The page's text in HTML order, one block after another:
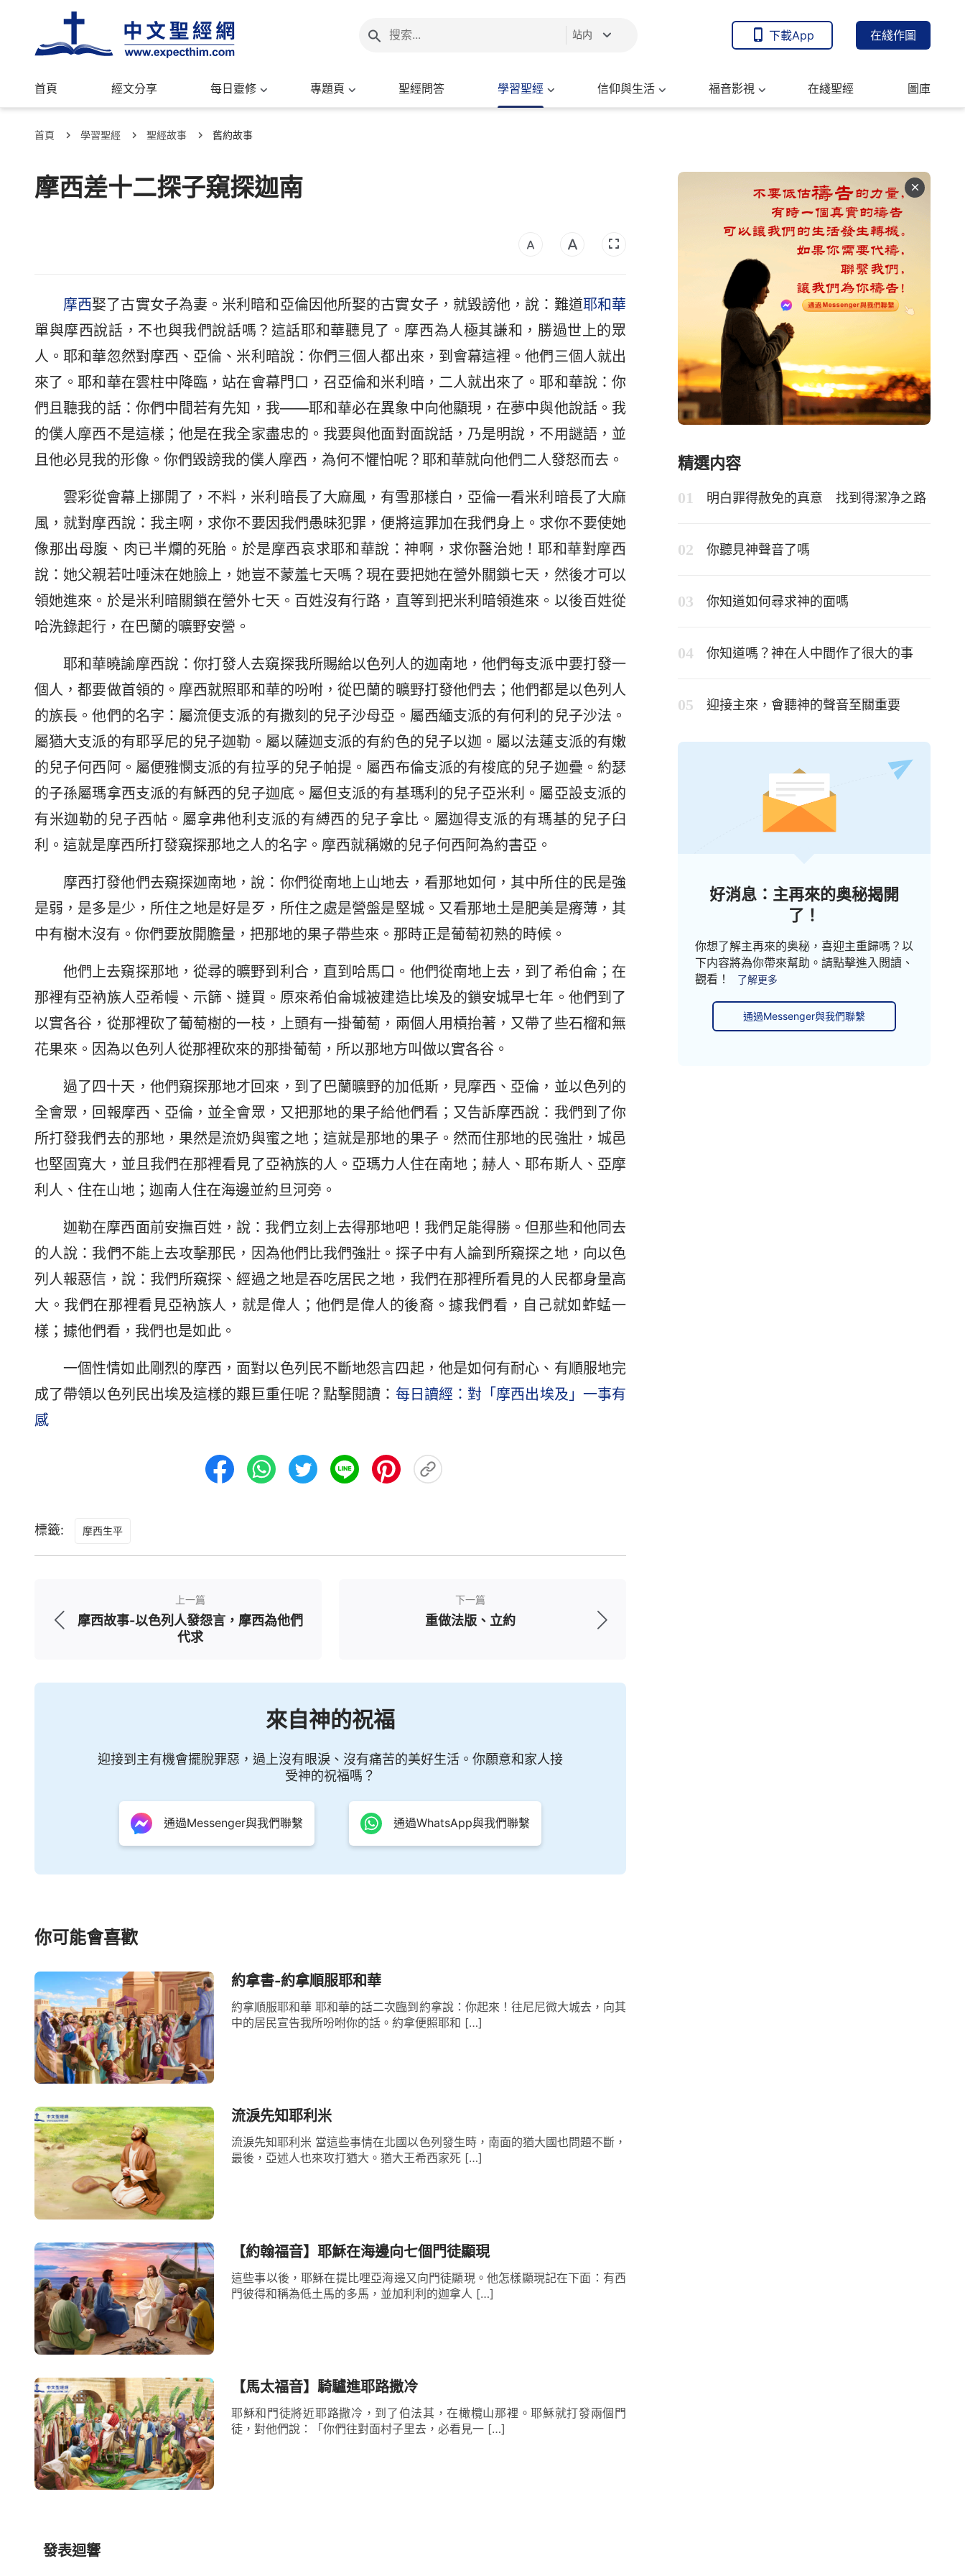
站内 下載App 在綫作圖
首頁 經文分享 每日靈修 專題頁 聖經問答 學習聖經 信仰與生活 福音影視 在綫聖經 圖庫
首頁 學習聖經 聖經故事 舊約故事
摩西差十二探子窺探迦南
摩西娶了古實女子為妻。米利暗和亞倫因他所娶的古實女子，就毀謗他，說：難道耶和華
單與摩西說話，不也與我們說話嗎？這話耶和華聽見了。摩西為人極其謙和，勝過世上的眾
人。耶和華忽然對摩西、亞倫、米利暗說：你們三個人都出來，到會幕這裡。他們三個人就出
來了。耶和華在雲柱中降臨，站在會幕門口，召亞倫和米利暗，二人就出來了。耶和華說：你
們且聽我的話：你們中間若有先知，我——耶和華必在異象中向他顯現，在夢中與他說話。我
的僕人摩西不是這樣；他是在我全家盡忠的。我要與他面對面說話，乃是明說，不用謎語，並
且他必見我的形像。你們毀謗我的僕人摩西，為何不懼怕呢？耶和華就向他們二人發怒而去。
雲彩從會幕上挪開了，不料，米利暗長了大麻風，有雪那樣白，亞倫一看米利暗長了大麻
風，就對摩西說：我主啊，求你不要因我們愚昧犯罪，便將這罪加在我們身上。求你不要使她
像那出母腹、肉已半爛的死胎。於是摩西哀求耶和華說：神啊，求你醫治她！耶和華對摩西
說：她父親若吐唾沫在她臉上，她豈不蒙羞七天嗎？現在要把她在營外關鎖七天，然後才可以
領她進來。於是米利暗關鎖在營外七天。百姓沒有行路，直等到把米利暗領進來。以後百姓從
哈洗錄起行，在巴蘭的曠野安營。
耶和華曉諭摩西說：你打發人去窺探我所賜給以色列人的迦南地，他們每支派中要打發一
個人，都要做首領的。摩西就照耶和華的吩咐，從巴蘭的曠野打發他們去；他們都是以色列人
的族長。他們的名字：屬流便支派的有撒刻的兒子沙母亞。屬西緬支派的有何利的兒子沙法。
屬猶大支派的有耶孚尼的兒子迦勒。屬以薩迦支派的有約色的兒子以迦。屬以法蓮支派的有嫩
的兒子何西阿。屬便雅憫支派的有拉孚的兒子帕提。屬西布倫支派的有梭底的兒子迦疊。約瑟
的子孫屬瑪拿西支派的有穌西的兒子迦底。屬但支派的有基瑪利的兒子亞米利。屬亞設支派的
有米迦勒的兒子西帖。屬拿弗他利支派的有縛西的兒子拿比。屬迦得支派的有瑪基的兒子臼
利。這就是摩西所打發窺探那地之人的名字。摩西就稱嫩的兒子何西阿為約書亞。
摩西打發他們去窺探迦南地，說：你們從南地上山地去，看那地如何，其中所住的民是強
是弱，是多是少，所住之地是好是歹，所住之處是營盤是堅城。又看那地土是肥美是瘠薄，其
中有樹木沒有。你們要放開膽量，把那地的果子帶些來。那時正是葡萄初熟的時候。
他們上去窺探那地，從尋的曠野到利合，直到哈馬口。他們從南地上去，到了希伯侖；在
那裡有亞衲族人亞希幔、示篩、撻買。原來希伯侖城被建造比埃及的鎖安城早七年。他們到了
以實各谷，從那裡砍了葡萄樹的一枝，上頭有一掛葡萄，兩個人用槓抬著，又帶了些石榴和無
花果來。因為以色列人從那裡砍來的那掛葡萄，所以那地方叫做以實各谷。
過了四十天，他們窺探那地才回來，到了巴蘭曠野的加低斯，見摩西、亞倫，並以色列的
全會眾，回報摩西、亞倫，並全會眾，又把那地的果子給他們看；又告訴摩西說：我們到了你
所打發我們去的那地，果然是流奶與蜜之地；這就是那地的果子。然而住那地的民強壯，城邑
也堅固寬大，並且我們在那裡看見了亞衲族的人。亞瑪力人住在南地；赫人、耶布斯人、亞摩
利人、住在山地；迦南人住在海邊並約旦河旁。
迦勒在摩西面前安撫百姓，說：我們立刻上去得那地吧！我們足能得勝。但那些和他同去
的人說：我們不能上去攻擊那民，因為他們比我們強壯。探子中有人論到所窺探之地，向以色
列人報惡信，說：我們所窺探、經過之地是吞吃居民之地，我們在那裡所看見的人民都身量高
大。我們在那裡看見亞衲族人，就是偉人；他們是偉人的後裔。據我們看，自己就如蚱蜢一
樣；據他們看，我們也是如此。
一個性情如此剛烈的摩西，面對以色列民不斷地怨言四起，他是如何有耐心、有順服地完
成了帶領以色列民出埃及這樣的艱巨重任呢？點擊閱讀： 每日讀經：對「摩西出埃及」一事有
感
標籤: 摩西生平
上一篇
摩西故事-以色列人發怨言，摩西為他們
代求
下一篇
重做法版、立約
來自神的祝福
迎接到主有機會擺脫罪惡，過上沒有眼淚、沒有痛苦的美好生活。你願意和家人接
受神的祝福嗎？
通過Messenger與我們聯繫 通過WhatsApp與我們聯繫
你可能會喜歡
約拿書-約拿順服耶和華
約拿順服耶和華 耶和華的話二次臨到約拿說：你起來！往尼尼微大城去，向其
中的居民宣告我所吩咐你的話。約拿便照耶和 […]
流淚先知耶利米
流淚先知耶利米 當這些事情在北國以色列發生時，南面的猶大國也問題不斷，
最後，亞述人也來攻打猶大。猶大王希西家死 […]
【約翰福音】耶穌在海邊向七個門徒顯現
這些事以後，耶穌在提比哩亞海邊又向門徒顯現。他怎樣顯現記在下面：有西
門彼得和稱為低土馬的多馬，並加利利的迦拿人 […]
【馬太福音】騎驢進耶路撒冷
耶穌和門徒將近耶路撒冷，到了伯法其，在橄欖山那裡。耶穌就打發兩個門
徒，對他們說：「你們往對面村子里去，必看見一 […]
發表迴響
精選内容
明白罪得赦免的真意 找到得潔净之路
你聽見神聲音了嗎
你知道如何尋求神的面嗎
你知道嗎？神在人中間作了很大的事
迎接主來，會聽神的聲音至關重要
好消息：主再來的奥秘揭開
了！
你想了解主再來的奥秘，喜迎主重歸嗎？以
下内容將為你帶來幫助。請點擊進入閲讀、
觀看！
了解更多
通過Messenger與我們聯繫